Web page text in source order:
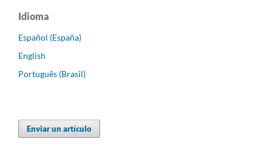
Idioma
Español (España)
English
Português (Brasil)
Enviar un artículo